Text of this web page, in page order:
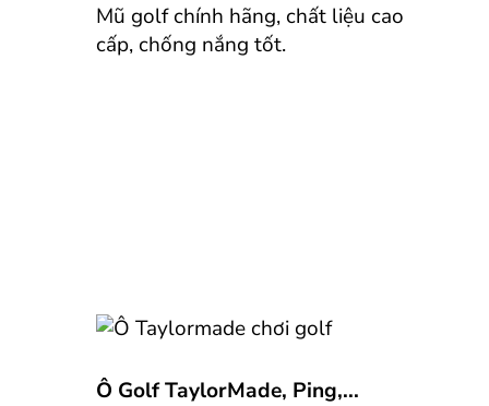
Mũ golf chính hãng, chất liệu cao
cấp, chống nắng tốt.
Ô Golf TaylorMade, Ping,...